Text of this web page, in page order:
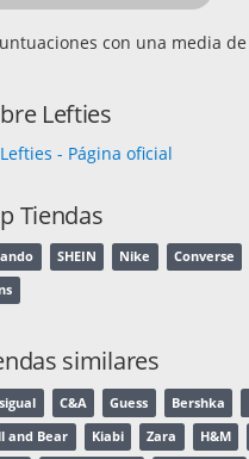
con una media de
Lefties
Lefties - Página oficial
Tiendas
SHEIN Nike Converse
similares
C&A Guess Bershka
and Bear Kiabi Zara H&M